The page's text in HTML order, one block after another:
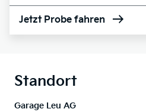
Jetzt Probe fahren
Standort
Garage Leu AG